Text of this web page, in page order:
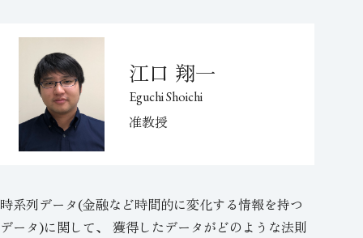
江口 翔一
Eguchi Shoichi
准教授
時系列データ(金融など時間的に変化する情報を持つ
データ)に関して、 獲得したデータがどのような法則